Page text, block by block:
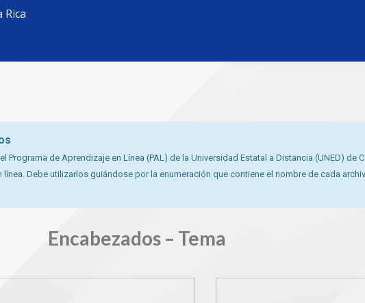
Rica
de Aprendizaje en Línea (PAL) de la Universidad Estatal a Distancia (UNED) de
Debe utilizarlos guiándose por la enumeración que contiene el nombre de cada
Encabezados – Tema